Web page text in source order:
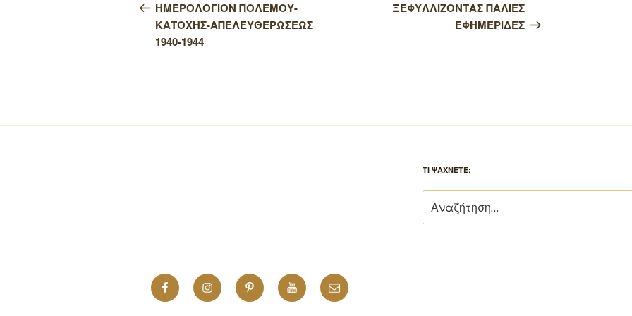
άρθρο
ΗΜΕΡΟΛΟΓΙΟΝ ΠΟΛΕΜΟΥ-
ΚΑΤΟΧΗΣ-ΑΠΕΛΕΥΘΕΡΩΣΕΩΣ
1940-1944
άρθρο
ΞΕΦΥΛΛΙΖΟΝΤΑΣ ΠΑΛΙΕΣ
ΕΦΗΜΕΡΙΔΕΣ
ΤΙ ΨΑΧΝΕΤΕ;
για:
FacebookInstagramPinterest YouTubeEmail